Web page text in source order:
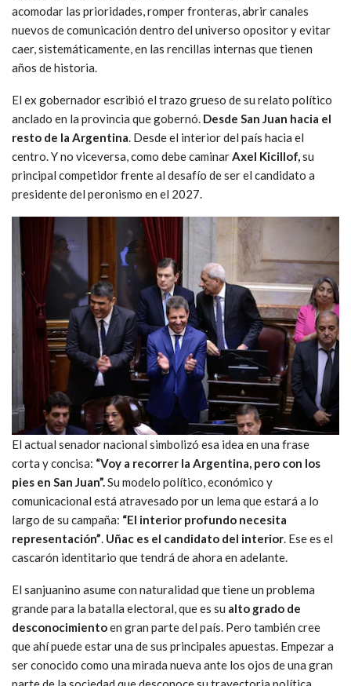
acomodar las prioridades, romper fronteras, abrir canales
nuevos de comunicación dentro del universo opositor y evitar
caer, sistemáticamente, en las rencillas internas que tienen
años de historia.
El ex gobernador escribió el trazo grueso de su relato político
anclado en la provincia que gobernó. Desde San Juan hacia el
resto de la Argentina. Desde el interior del país hacia el
centro. Y no viceversa, como debe caminarAxel Kicillof,su
principal competidor frente al desafío de ser el candidato a
presidente del peronismo en el 2027.
El actual senador nacional simbolizó esa idea en una frase
corta y concisa: “Voy a recorrer la Argentina, pero con los
pies en San Juan”.Su modelo político, económico y
comunicacional está atravesado por un lema que estará a lo
largo de su campaña: “El interior profundo necesita
representación”. Uñac es el candidato del interior. Ese es el
cascarón identitario que tendrá de ahora en adelante.
El sanjuanino asume con naturalidad que tiene un problema
grande para la batalla electoral, que es su alto grado de
desconocimientoen gran parte del país. Pero también cree
que ahí puede estar una de sus principales apuestas. Empezar a
ser conocido como una mirada nueva ante los ojos de una gran